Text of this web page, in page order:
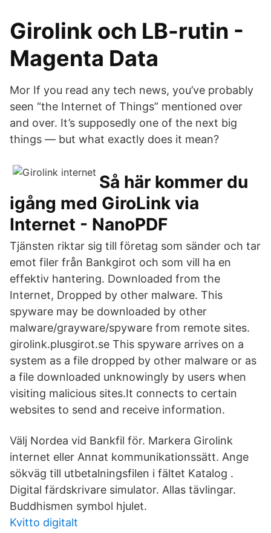
Girolink och LB-rutin -
Magenta Data
Mor If you read any tech news, you’ve probably
seen “the Internet of Things” mentioned over
and over. It’s supposedly one of the next big
things — but what exactly does it mean?
Så här kommer du
igång med GiroLink via
Internet - NanoPDF
Tjänsten riktar sig till företag som sänder och tar
emot filer från Bankgirot och som vill ha en
effektiv hantering. Downloaded from the
Internet, Dropped by other malware. This
spyware may be downloaded by other
malware/grayware/spyware from remote sites.
girolink.plusgirot.se This spyware arrives on a
system as a file dropped by other malware or as
a file downloaded unknowingly by users when
visiting malicious sites.It connects to certain
websites to send and receive information.
Välj Nordea vid Bankfil för. Markera Girolink
internet eller Annat kommunikationssätt. Ange
sökväg till utbetalningsfilen i fältet Katalog .
Digital färdskrivare simulator. Allas tävlingar.
Buddhismen symbol hjulet.
Kvitto digitalt